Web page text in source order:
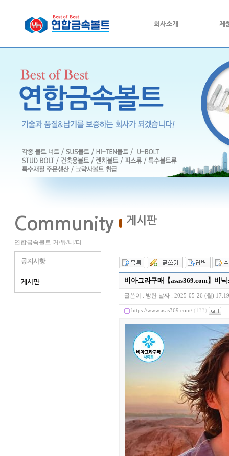
회사소개 제
Community
연합금속볼트 커/뮤/니/티
공지사항
게시판
게시판
비아그라구매【asas369.com】비
글쓴이 : 방탄날짜 : 2025-05-26 (월) 17:19
https://www.asas369.com/ (133)